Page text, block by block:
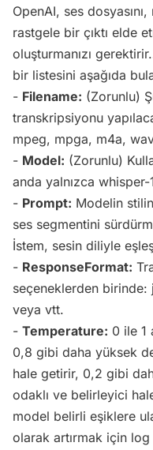
OpenAI, ses
rastgele bir çıktı elde
oluşturmanızı
bir listesini aşağıda
- Filename: (Zorunlu)
transkripsiyonu
mpeg, mpga, m4a,
- Model: (Zorunlu)
anda yalnızca whisper-
- Prompt: Modelin
ses segmentini
İstem, sesin diliyle
- ResponseFormat:
seçeneklerden
veya vtt.
- Temperature: 0 ile 1
0,8 gibi daha yüksek
hale getirir, 0,2 gibi
odaklı ve belirleyici
model belirli eşiklere
olarak artırmak için log